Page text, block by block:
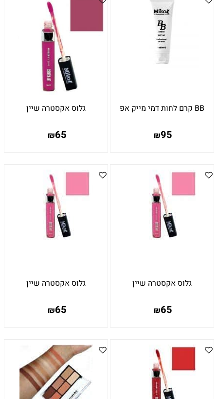
BB קרם לחות דמי מייק אפ
₪95
גלוס אקסטרה שיין
₪65
גלוס אקסטרה שיין
₪65
גלוס אקסטרה שיין
₪65